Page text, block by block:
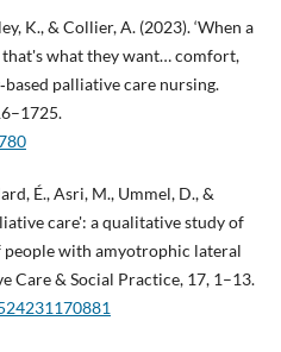
K., & Collier, A. (2023). ‘When a
that's what they want… comfort,
palliative care nursing.
É., Asri, M., Ummel, D., &
care': a qualitative study of
people with amyotrophic lateral
Care & Social Practice, 17, 1–13.